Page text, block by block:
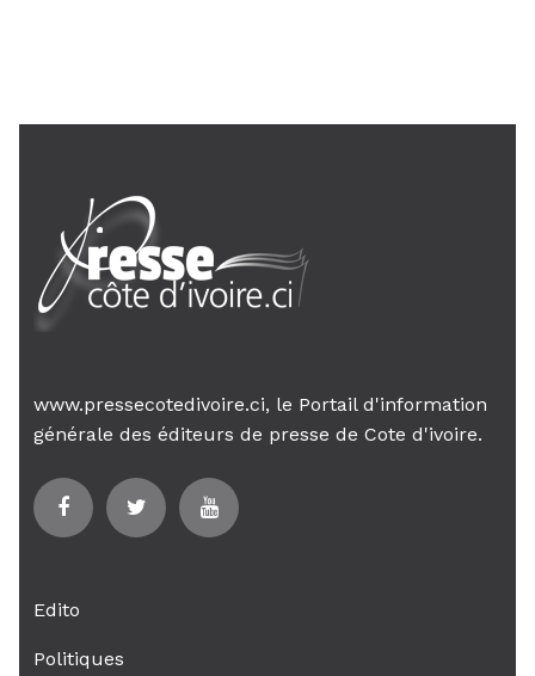
www.pressecotedivoire.ci, le Portail d'information
générale des éditeurs de presse de Cote d'ivoire.
Edito
Politiques